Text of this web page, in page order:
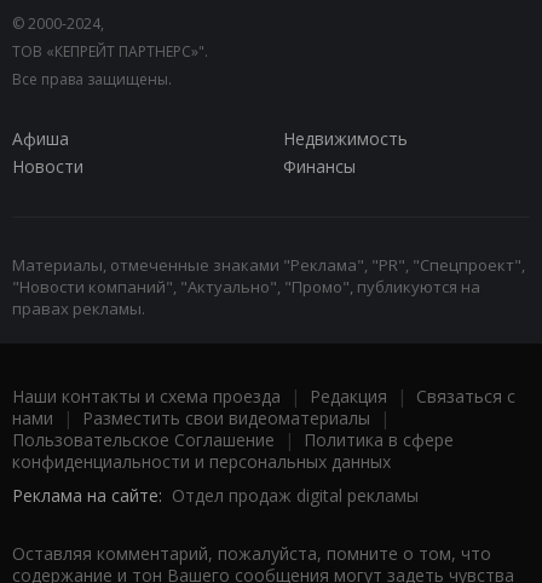
© 2000-2024,
ТОВ «КЕПРЕЙТ ПАРТНЕРС»".
Все права защищены.
Афиша
Недвижимость
Новости
Финансы
Материалы, отмеченные знаками "Реклама", "PR", "Спецпроект",
"Новости компаний", "Актуально", "Промо", публикуются на
правах рекламы.
Наши контакты и схема проезда | Редакция | Связаться с
нами | Разместить свои видеоматериалы |
Пользовательское Соглашение |
Политика в сфере
конфиденциальности и персональных данных
Реклама на сайте: Отдел продаж digital рекламы
Оставляя комментарий, пожалуйста, помните о том, что
содержание и тон Вашего сообщения могут задеть чувства